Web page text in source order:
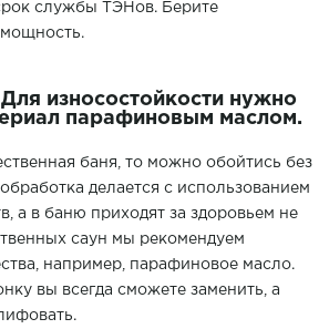
службы ТЭНов. Берите
износостойкости нужно
парафиновым маслом.
баня, то можно обойтись без
делается с использованием
а в баню приходят за здоровьем не
саун мы рекомендуем
например, парафиновое масло.
вы всегда сможете заменить, а